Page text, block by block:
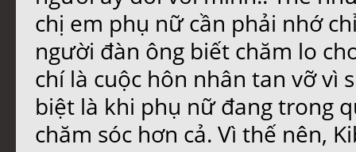
chị em phụ nữ cần phải nhớ
người đàn ông biết chăm lo
chí là cuộc hôn nhân tan vỡ vì
biệt là khi phụ nữ đang trong
chăm sóc hơn cả. Vì thế nên,